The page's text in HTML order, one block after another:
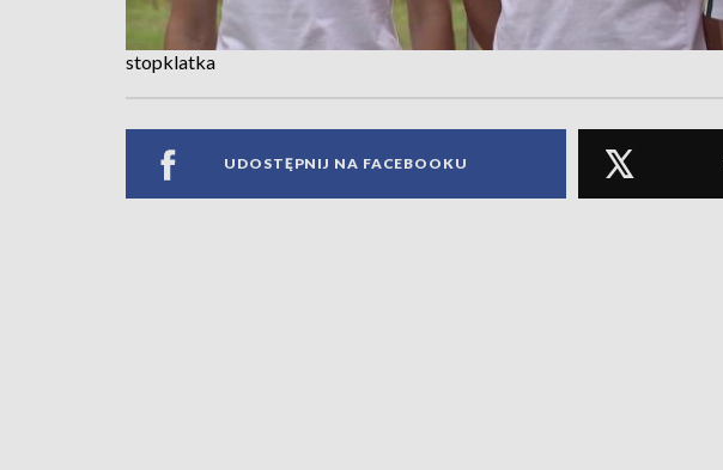
stopklatka
UDOSTĘPNIJ NA FACEBOOKU